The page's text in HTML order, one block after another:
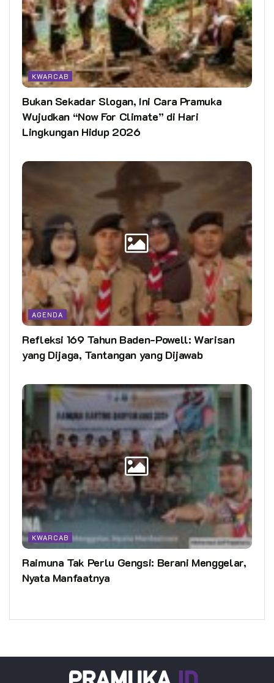
KWARCAB
Bukan Sekadar Slogan, Ini Cara Pramuka
Wujudkan “Now For Climate” di Hari
Lingkungan Hidup 2026
AGENDA
Refleksi 169 Tahun Baden-Powell: Warisan
yang Dijaga, Tantangan yang Dijawab
KWARCAB
Raimuna Tak Perlu Gengsi: Berani Menggelar,
Nyata Manfaatnya